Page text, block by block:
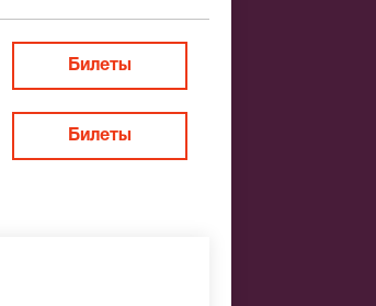
Билеты
Билеты